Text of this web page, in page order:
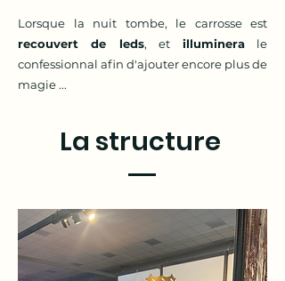
Lorsque la nuit tombe, le carrosse est
recouvert de leds, et illuminerale
confessionnal afin d'ajouter encore plus de
magie ...
La structure